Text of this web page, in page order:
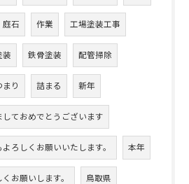
庭石 作業 工場塗装工事
装 鉄骨塗装 配管掃除
り 詰まる 新年
しておめでとうございます
ろしくお願いいたします。 本年
お願いします。 鳥取県